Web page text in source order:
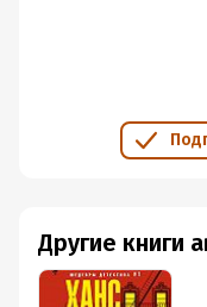
Другие книги